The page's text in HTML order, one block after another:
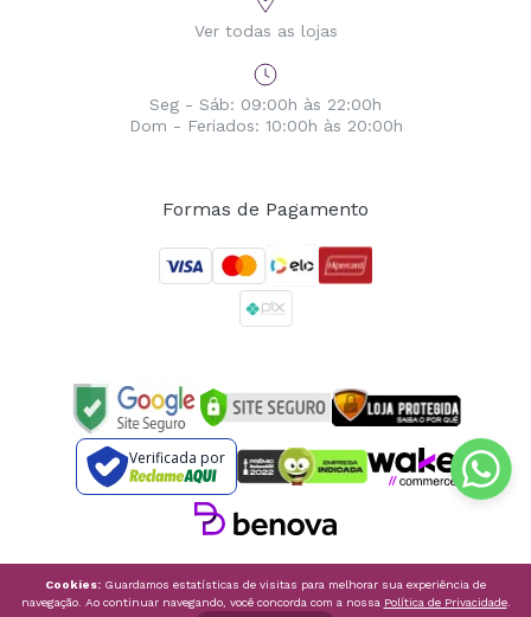
Ver todas as lojas
Seg - Sáb: 09:00h às 22:00h
Dom - Feriados: 10:00h às 20:00h
Formas de Pagamento
Verificada por
Cookies: Guardamos estatísticas de visitas para melhorar sua experiência de
navegação. Ao continuar navegando, você concorda com a nossa Política de Privacidade.